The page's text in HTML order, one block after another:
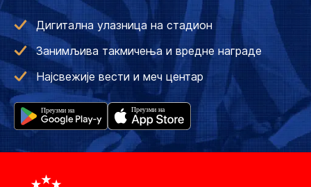
Дигитална улазница на стадион
Занимљива такмичења и вредне награде
Најсвежије вести и меч центар